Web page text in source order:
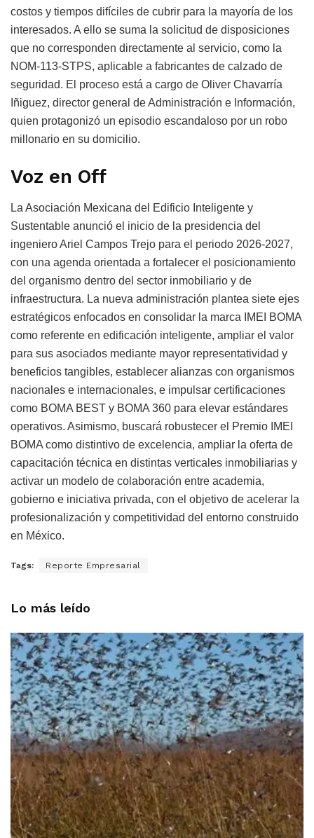
costos y tiempos difíciles de cubrir para la mayoría de los
interesados. A ello se suma la solicitud de disposiciones
que no corresponden directamente al servicio, como la
NOM-113-STPS, aplicable a fabricantes de calzado de
seguridad. El proceso está a cargo de Oliver Chavarría
Iñiguez, director general de Administración e Información,
quien protagonizó un episodio escandaloso por un robo
millonario en su domicilio.
Voz en Off
La Asociación Mexicana del Edificio Inteligente y
Sustentable anunció el inicio de la presidencia del
ingeniero Ariel Campos Trejo para el periodo 2026-2027,
con una agenda orientada a fortalecer el posicionamiento
del organismo dentro del sector inmobiliario y de
infraestructura. La nueva administración plantea siete ejes
estratégicos enfocados en consolidar la marca IMEI BOMA
como referente en edificación inteligente, ampliar el valor
para sus asociados mediante mayor representatividad y
beneficios tangibles, establecer alianzas con organismos
nacionales e internacionales, e impulsar certificaciones
como BOMA BEST y BOMA 360 para elevar estándares
operativos. Asimismo, buscará robustecer el Premio IMEI
BOMA como distintivo de excelencia, ampliar la oferta de
capacitación técnica en distintas verticales inmobiliarias y
activar un modelo de colaboración entre academia,
gobierno e iniciativa privada, con el objetivo de acelerar la
profesionalización y competitividad del entorno construido
en México.
Tags: Reporte Empresarial
Lo más leído